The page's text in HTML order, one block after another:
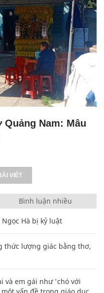
Nam: Mâu
VIẾT
Bình luận nhiều
Hà bị kỷ luật
thức lượng giác bằng thơ,
và em gái như 'chó với
vấn đề trong giáo dục